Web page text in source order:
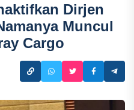
Dirjen
Muncul
Cargo